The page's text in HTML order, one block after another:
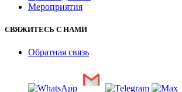
Мероприятия
СВЯЖИТЕСЬ С НАМИ
Обратная связь